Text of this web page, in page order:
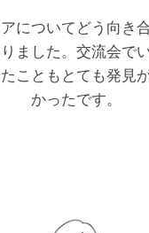
についてどう向き
ました。交流会で
こともとても発見
かったです。